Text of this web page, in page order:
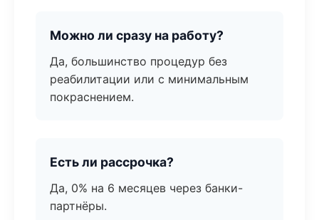
Можно ли сразу на работу?
Да, большинство процедур без
реабилитации или с минимальным
покраснением.
Есть ли рассрочка?
Да, 0% на 6 месяцев через банки-
партнёры.